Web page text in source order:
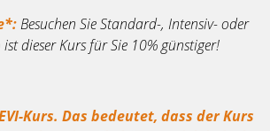
Besuchen Sie Standard-, Intensiv- oder
dieser Kurs für Sie 10% günstiger!
Kurs. Das bedeutet, dass der Kurs